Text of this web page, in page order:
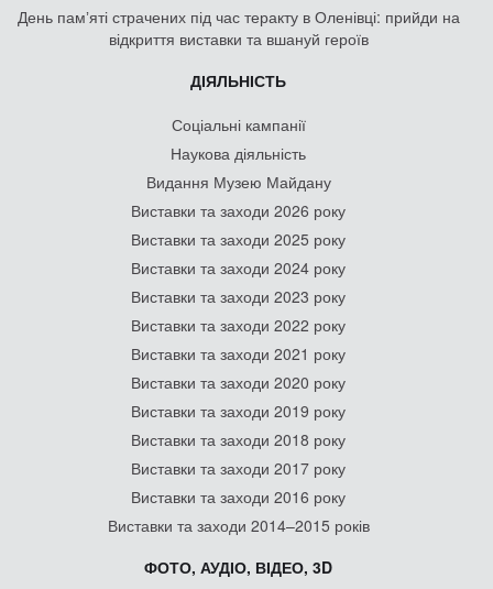
День памʼяті страчених під час теракту в Оленівці: прийди на
відкриття виставки та вшануй героїв
ДІЯЛЬНІСТЬ
Соціальні кампанії
Наукова діяльність
Видання Музею Майдану
Виставки та заходи 2026 року
Виставки та заходи 2025 року
Виставки та заходи 2024 року
Виставки та заходи 2023 року
Виставки та заходи 2022 року
Виставки та заходи 2021 року
Виставки та заходи 2020 року
Виставки та заходи 2019 року
Виставки та заходи 2018 року
Виставки та заходи 2017 року
Виставки та заходи 2016 року
Виставки та заходи 2014–2015 років
ФОТО, АУДІО, ВІДЕО, 3D